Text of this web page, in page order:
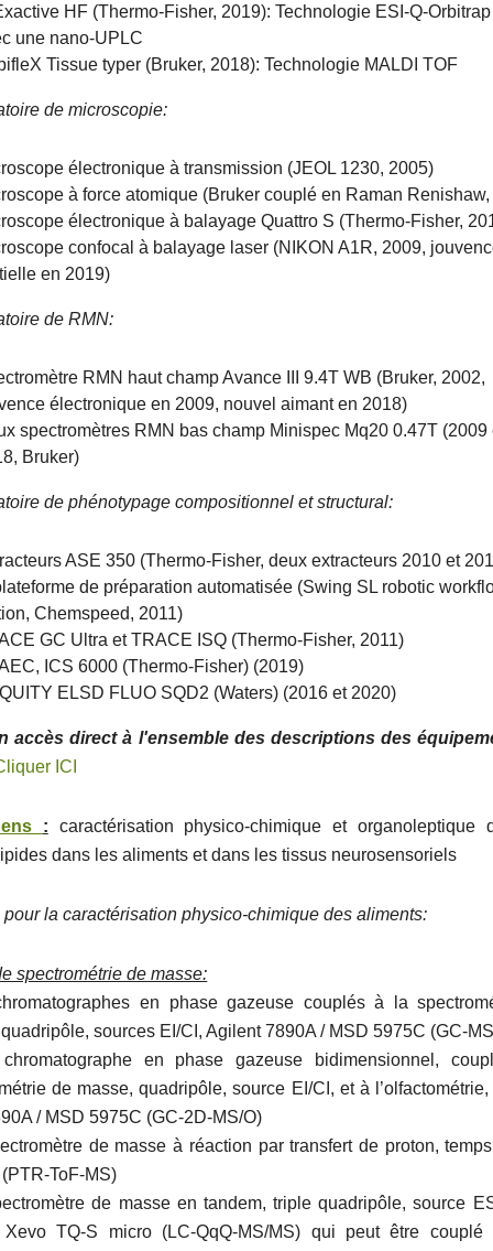
HF (Thermo-Fisher, 2019): Technologie ESI-Q-
une nano-UPLC
Tissue typer (Bruker, 2018): Technologie MALDI TOF
de microscopie:
électronique à transmission (JEOL 1230, 2005)
à force atomique (Bruker couplé en Raman
électronique à balayage Quattro S (Thermo-Fisher,
confocal à balayage laser (NIKON A1R, 2009,
en 2019)
de RMN:
RMN haut champ Avance III 9.4T WB (Bruker, 2002,
électronique en 2009, nouvel aimant en 2018)
spectromètres RMN bas champ Minispec Mq20 0.47T (2009
Bruker)
de phénotypage compositionnel et structural:
ASE 350 (Thermo-Fisher, deux extracteurs 2010 et
de préparation automatisée (Swing SL robotic
Chemspeed, 2011)
GC Ultra et TRACE ISQ (Thermo-Fisher, 2011)
ICS 6000 (Thermo-Fisher) (2019)
ELSD FLUO SQD2 (Waters) (2016 et 2020)
accès direct à l'ensemble des descriptions des
ICI
:
caractérisation physico-chimique et organoleptique
dans les aliments et dans les tissus neurosensoriels
la caractérisation physico-chimique des aliments:
spectrométrie de masse:
en phase gazeuse couplés à la
sources EI/CI, Agilent 7890A / MSD 5975C (GC-
en phase gazeuse bidimensionnel,
de masse, quadripôle, source EI/CI, et à l’olfactométrie,
/ MSD 5975C (GC-2D-MS/O)
de masse à réaction par transfert de proton,
ToF-MS)
de masse en tandem, triple quadripôle, source
Xevo TQ-S micro (LC-QqQ-MS/MS) qui peut être